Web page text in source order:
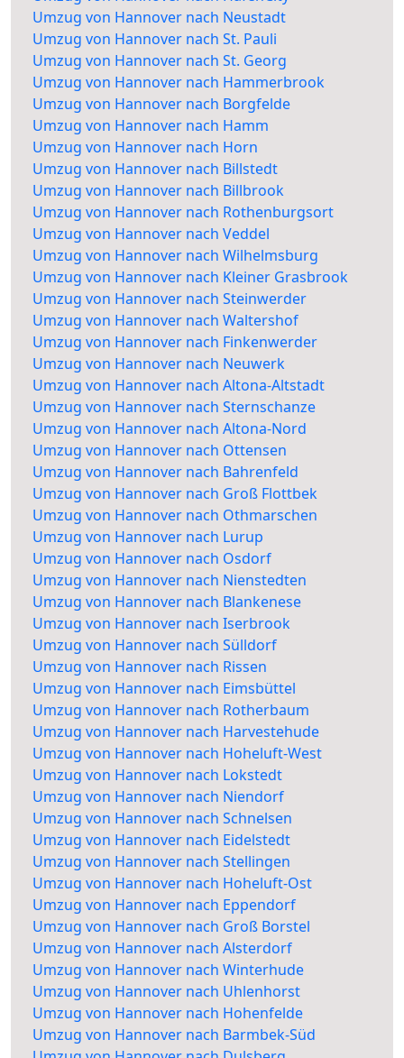
Umzug von Hannover nach Neustadt
Umzug von Hannover nach St. Pauli
Umzug von Hannover nach St. Georg
Umzug von Hannover nach Hammerbrook
Umzug von Hannover nach Borgfelde
Umzug von Hannover nach Hamm
Umzug von Hannover nach Horn
Umzug von Hannover nach Billstedt
Umzug von Hannover nach Billbrook
Umzug von Hannover nach Rothenburgsort
Umzug von Hannover nach Veddel
Umzug von Hannover nach Wilhelmsburg
Umzug von Hannover nach Kleiner Grasbrook
Umzug von Hannover nach Steinwerder
Umzug von Hannover nach Waltershof
Umzug von Hannover nach Finkenwerder
Umzug von Hannover nach Neuwerk
Umzug von Hannover nach Altona-Altstadt
Umzug von Hannover nach Sternschanze
Umzug von Hannover nach Altona-Nord
Umzug von Hannover nach Ottensen
Umzug von Hannover nach Bahrenfeld
Umzug von Hannover nach Groß Flottbek
Umzug von Hannover nach Othmarschen
Umzug von Hannover nach Lurup
Umzug von Hannover nach Osdorf
Umzug von Hannover nach Nienstedten
Umzug von Hannover nach Blankenese
Umzug von Hannover nach Iserbrook
Umzug von Hannover nach Sülldorf
Umzug von Hannover nach Rissen
Umzug von Hannover nach Eimsbüttel
Umzug von Hannover nach Rotherbaum
Umzug von Hannover nach Harvestehude
Umzug von Hannover nach Hoheluft-West
Umzug von Hannover nach Lokstedt
Umzug von Hannover nach Niendorf
Umzug von Hannover nach Schnelsen
Umzug von Hannover nach Eidelstedt
Umzug von Hannover nach Stellingen
Umzug von Hannover nach Hoheluft-Ost
Umzug von Hannover nach Eppendorf
Umzug von Hannover nach Groß Borstel
Umzug von Hannover nach Alsterdorf
Umzug von Hannover nach Winterhude
Umzug von Hannover nach Uhlenhorst
Umzug von Hannover nach Hohenfelde
Umzug von Hannover nach Barmbek-Süd